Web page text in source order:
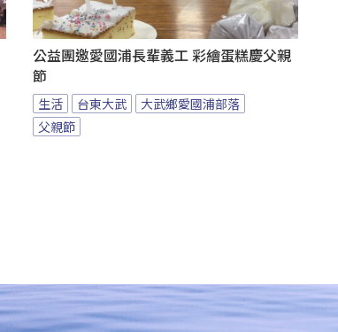
公益團邀愛國浦長輩義工 彩繪蛋糕慶父親
節
生活 台東大武
大武鄉愛國浦部落
父親節